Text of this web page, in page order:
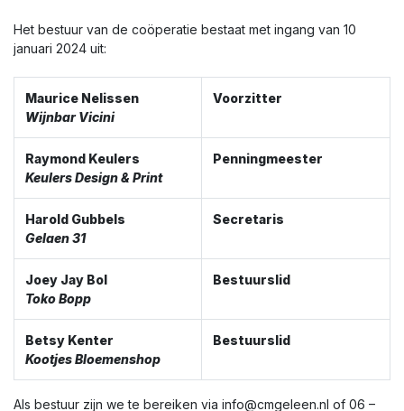
Het bestuur van de coöperatie bestaat met ingang van 10
januari 2024 uit:
Maurice Nelissen
Wijnbar Vicini
Voorzitter
Raymond Keulers
Keulers Design & Print
Penningmeester
Harold Gubbels
Gelaen 31
Secretaris
Joey Jay Bol
Toko Bopp
Bestuurslid
Betsy Kenter
Kootjes Bloemenshop
Bestuurslid
Als bestuur zijn we te bereiken via info@cmgeleen.nl of 06 –